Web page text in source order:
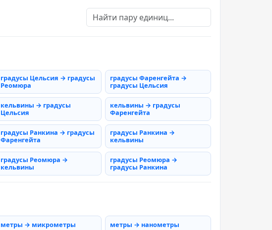
градусы Цельсия → градусы
Реомюра
градусы Фаренгейта →
градусы Цельсия
кельвины → градусы
Цельсия
кельвины → градусы
Фаренгейта
градусы Ранкина → градусы
Фаренгейта
градусы Ранкина →
кельвины
градусы Реомюра →
кельвины
градусы Реомюра →
градусы Ранкина
метры → микрометры метры → нанометры